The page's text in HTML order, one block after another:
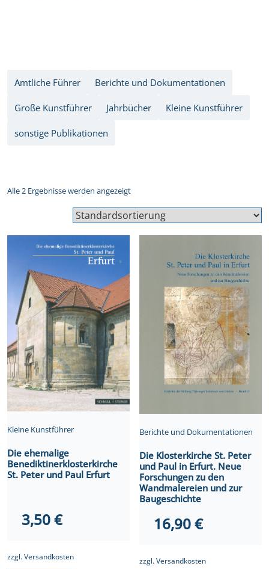
Amtliche Führer Berichte und Dokumentationen
Große Kunstführer Jahrbücher Kleine Kunstführer
sonstige Publikationen
Alle 2 Ergebnisse werden angezeigt
Kleine Kunstführer
Die ehemalige
Benediktinerklosterkirche
St. Peter und Paul Erfurt
3,50€
zzgl.Versandkosten
Berichte und Dokumentationen
Die Klosterkirche St. Peter
und Paul in Erfurt. Neue
Forschungen zu den
Wandmalereien und zur
Baugeschichte
16,90€
zzgl.Versandkosten